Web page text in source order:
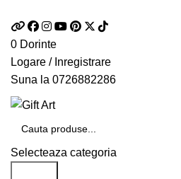
0 Dorinte
Logare / Inregistrare
Suna la 0726882286
Selecteaza categoria